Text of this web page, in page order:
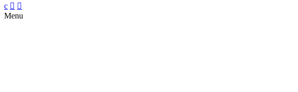
c  
Menu